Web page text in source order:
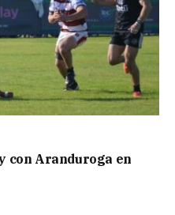
con Aranduroga en